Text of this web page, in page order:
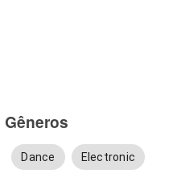
Gêneros
Dance Electronic